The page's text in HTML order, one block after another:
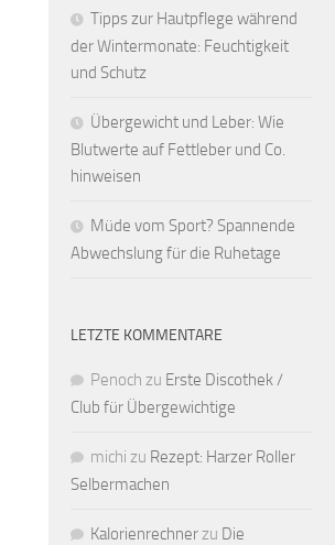
Tipps zur Hautpflege während
der Wintermonate: Feuchtigkeit
und Schutz
Übergewicht und Leber: Wie
Blutwerte auf Fettleber und Co.
hinweisen
Müde vom Sport? Spannende
Abwechslung für die Ruhetage
LETZTE KOMMENTARE
Penoch zu Erste Discothek /
Club für Übergewichtige
michi zu Rezept: Harzer Roller
Selbermachen
Kalorienrechnerzu Die